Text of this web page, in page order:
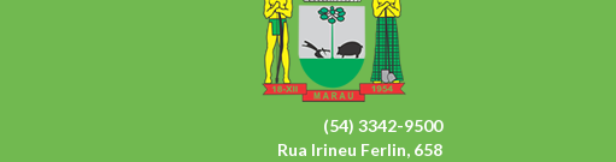
(54) 3342-9500
Rua Irineu Ferlin, 658